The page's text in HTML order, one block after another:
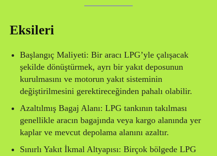
Eksileri
Başlangıç Maliyeti: Bir aracı LPG’yle çalışacak
şekilde dönüştürmek, ayrı bir yakıt deposunun
kurulmasını ve motorun yakıt sisteminin
değiştirilmesini gerektireceğinden pahalı olabilir.
Azaltılmış Bagaj Alanı: LPG tankının takılması
genellikle aracın bagajında veya kargo alanında yer
kaplar ve mevcut depolama alanını azaltır.
Sınırlı Yakıt İkmal Altyapısı: Birçok bölgede LPG